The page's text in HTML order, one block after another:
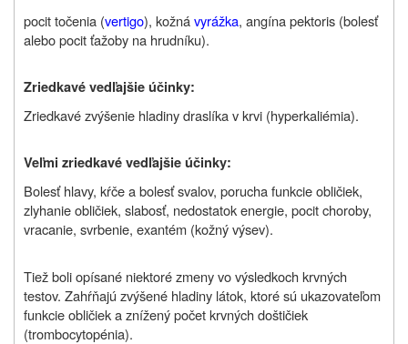
pocit točenia (vertigo), kožnávyrážka, angína pektoris (bolesť
alebo pocit ťažoby na hrudníku).
Zriedkavé vedľajšie účinky:
Zriedkavé zvýšenie hladiny draslíka v krvi (hyperkaliémia).
Veľmi zriedkavé vedľajšie účinky:
Bolesť hlavy, kŕče a bolesť svalov, porucha funkcie obličiek,
zlyhanie obličiek, slabosť, nedostatok energie, pocit choroby,
vracanie, svrbenie, exantém (kožný výsev).
Tiež boli opísané niektoré zmeny vo výsledkoch krvných
testov. Zahŕňajú zvýšené hladiny látok, ktoré sú ukazovateľom
funkcie obličiek a znížený počet krvných doštičiek
(trombocytopénia).